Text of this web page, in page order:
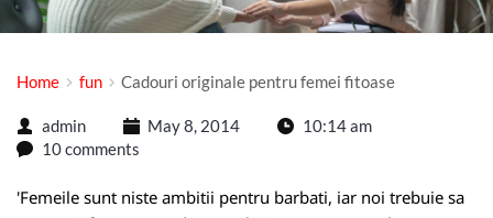
Home fun Cadouri originale pentru femei fitoase
admin May 8, 2014
10:14 am
10 comments
'Femeile sunt niste ambitii pentru barbati, iar noi trebuie sa